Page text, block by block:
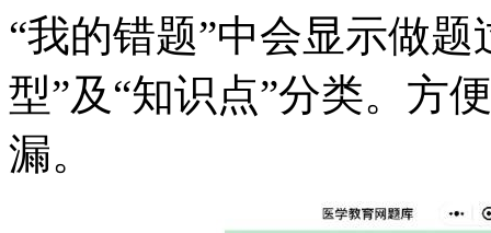
“我的错题”中会显示做
型”及“知识点”分类。方
漏。